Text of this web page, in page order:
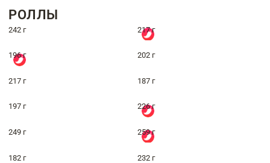
РОЛЛЫ
242 г 217 г
196 г 202 г
217 г 187 г
197 г 226 г
249 г 259 г
182 г 232 г